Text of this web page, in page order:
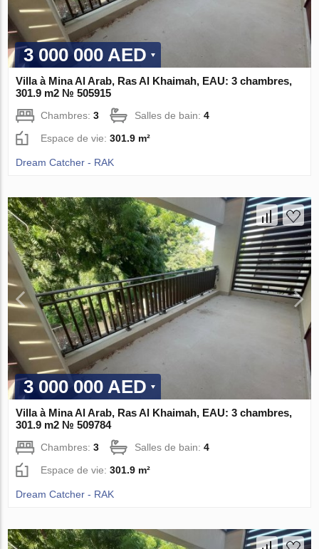
3 000 000 AED
Villa à Mina Al Arab, Ras Al Khaimah, EAU: 3 chambres,
301.9 m2 № 505915
Chambres:3 Salles de bain:4
Espace de vie:301.9 m²
Dream Catcher - RAK
3 000 000 AED
Villa à Mina Al Arab, Ras Al Khaimah, EAU: 3 chambres,
301.9 m2 № 509784
Chambres:3 Salles de bain:4
Espace de vie:301.9 m²
Dream Catcher - RAK